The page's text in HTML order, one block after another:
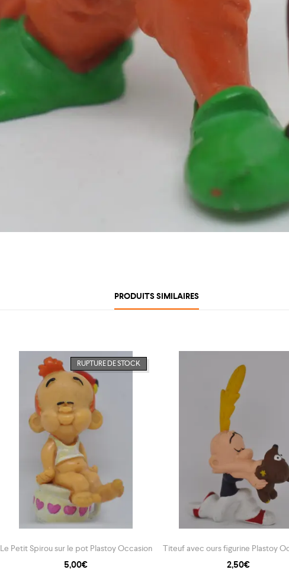
PRODUITS SIMILAIRES
RUPTURE DE STOCK
Le Petit Spirou sur le pot Plastoy Occasion
5,00€
Titeuf avec ours figurine Plastoy
2,50€